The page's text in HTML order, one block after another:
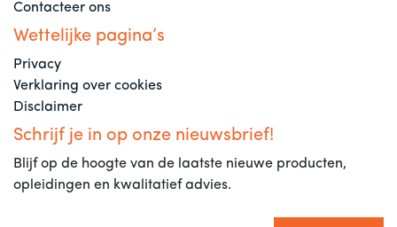
Contacteer ons
Wettelijke pagina’s
Privacy
Verklaring over cookies
Disclaimer
Schrijf je in op onze nieuwsbrief!
Blijf op de hoogte van de laatste nieuwe producten,
opleidingen en kwalitatief advies.